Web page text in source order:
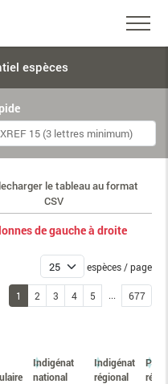
espèces
le tableau au format
CSV
de gauche à droite
espèces / page
1 2 3 4 5 ... 677
Indigénat
national
Indigénat
régional